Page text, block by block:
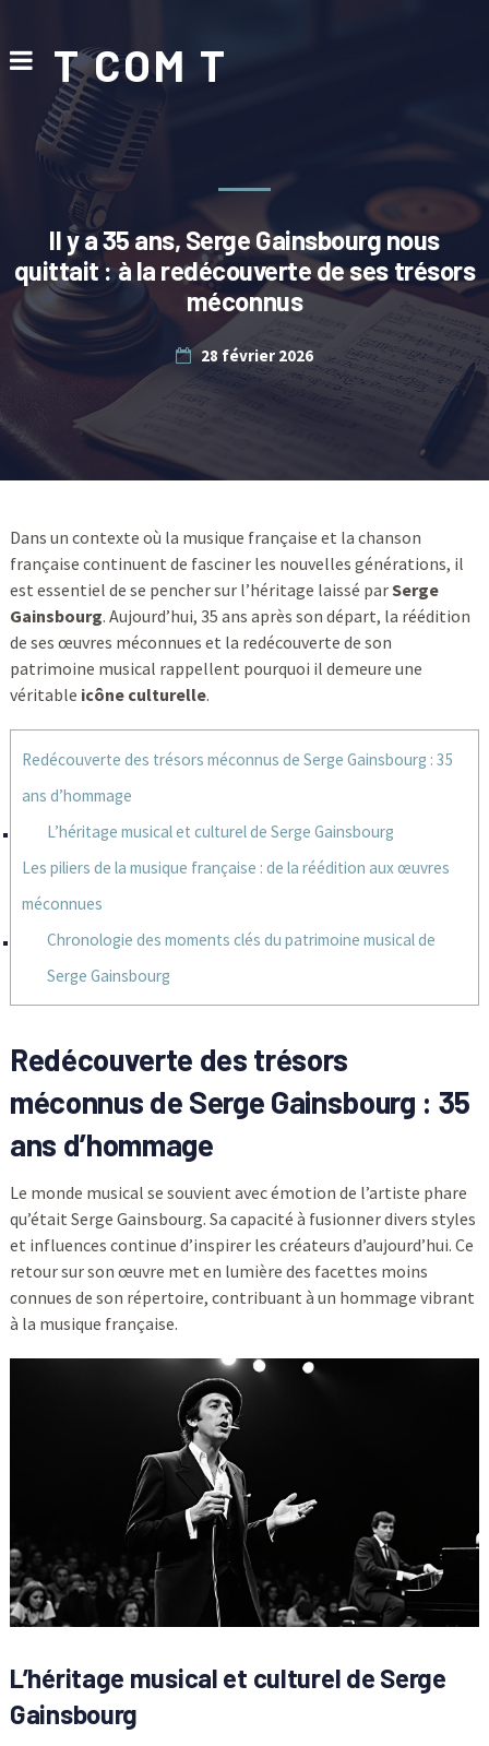
T COM T
Il y a 35 ans, Serge Gainsbourg nous
quittait : à la redécouverte de ses trésors
méconnus
28 février 2026
Dans un contexte où la musique française et la chanson
française continuent de fasciner les nouvelles générations, il
est essentiel de se pencher sur l’héritage laissé parSerge
Gainsbourg. Aujourd’hui, 35 ans après son départ, la réédition
de ses œuvres méconnues et la redécouverte de son
patrimoine musical rappellent pourquoi il demeure une
véritable icône culturelle.
Redécouverte des trésors méconnus de Serge Gainsbourg : 35
ans d’hommage
L’héritage musical et culturel de Serge Gainsbourg
Les piliers de la musique française : de la réédition aux œuvres
méconnues
Chronologie des moments clés du patrimoine musical de
Serge Gainsbourg
Redécouverte des trésors
méconnus de Serge Gainsbourg : 35
ans d’hommage
Le monde musical se souvient avec émotion de l’artiste phare
qu’était Serge Gainsbourg. Sa capacité à fusionner divers styles
et influences continue d’inspirer les créateurs d’aujourd’hui. Ce
retour sur son œuvre met en lumière des facettes moins
connues de son répertoire, contribuant à un hommage vibrant
à la musique française.
L’héritage musical et culturel de Serge
Gainsbourg